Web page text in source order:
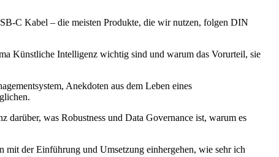
C Kabel – die meisten Produkte, die wir nutzen, folgen DIN
Künstliche Intelligenz wichtig sind und warum das Vorurteil, sie
Anekdoten aus dem Leben eines
was Robustness und Data Governance ist, warum es
der Einführung und Umsetzung einhergehen, wie sehr ich